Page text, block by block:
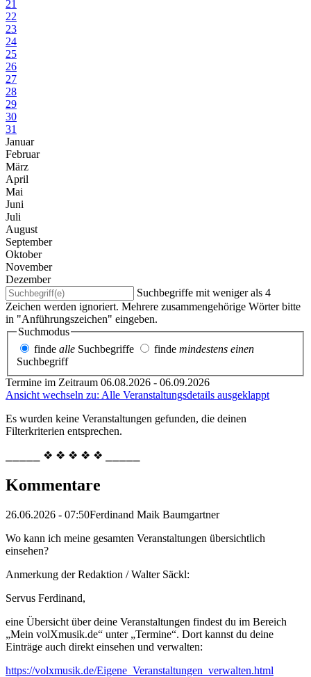
21
22
23
24
25
26
27
28
29
30
31
Januar
Februar
März
April
Mai
Juni
Juli
August
September
Oktober
November
Dezember
Suchbegriffe mit weniger als 4
Zeichen werden ignoriert. Mehrere zusammengehörige Wörter bitte
in "Anführungszeichen" eingeben.
Suchmodus
finde alle Suchbegriffe finde mindestens einen
Suchbegriff
Termine im Zeitraum 06.08.2026 - 06.09.2026
Ansicht wechseln zu: Alle Veranstaltungsdetails ausgeklappt
Es wurden keine Veranstaltungen gefunden, die deinen
Filterkriterien entsprechen.
⎯⎯⎯⎯⎯ ❖ ❖ ❖ ❖ ❖ ⎯⎯⎯⎯⎯
Kommentare
26.06.2026 - 07:50Ferdinand Maik Baumgartner
Wo kann ich meine gesamten Veranstaltungen übersichtlich
einsehen?
Anmerkung der Redaktion /Walter Säckl:
Servus Ferdinand,
eine Übersicht über deine Veranstaltungen findest du im Bereich
„Mein volXmusik.de“ unter „Termine“. Dort kannst du deine
Einträge auch direkt einsehen und verwalten:
https://volxmusik.de/Eigene_Veranstaltungen_verwalten.html